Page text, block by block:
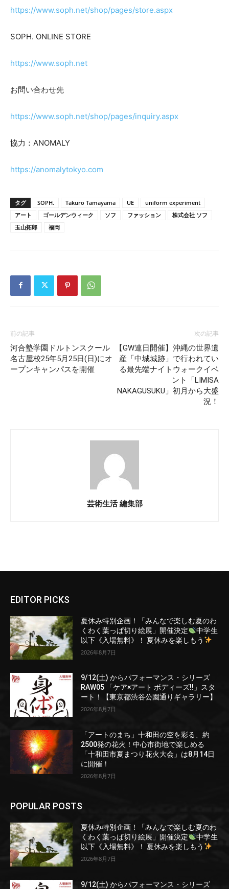
https://www.soph.net/shop/pages/store.aspx
SOPH. ONLINE STORE
https://www.soph.net
お問い合わせ先
https://www.soph.net/shop/pages/inquiry.aspx
協力：ANOMALY
https://anomalytokyo.com
タグ SOPH. Takuro Tamayama UE
uniform experiment
アート
ゴールデンウィーク ソフ ファッション
株式会社 ソフ
玉山拓郎
福岡
前の記事
河合塾学園ドルトンスクール
名古屋校25年5月25日(日)にオ
ープンキャンパスを開催
次の記事
【GW連日開催】沖縄の世界遺
産「中城城跡」で行われてい
る最先端ナイトウォークイベ
ント「LIMISA
NAKAGUSUKU」初月から大盛
況！
芸術生活 編集部
EDITOR PICKS
夏休み特別企画！「みんなで楽しむ夏のわ
くわく葉っぱ切り絵展」開催決定
中学生
以下《入場無料》！ 夏休みを楽しもう
2026年8月7日
9/12(土) からパフォーマンス・シリーズ
RAW05 「ケア×アート ボディーズ!!」スタ
ート！【東京都渋谷公園通りギャラリー】
2026年8月7日
「アートのまち」十和田の空を彩る、約
2500発の花火！中心市街地で楽しめる
「十和田市夏まつり花火大会」は8月14日
に開催！
2026年8月7日
POPULAR POSTS
夏休み特別企画！「みんなで楽しむ夏のわ
くわく葉っぱ切り絵展」開催決定
中学生
以下《入場無料》！ 夏休みを楽しもう
2026年8月7日
9/12(土) からパフォーマンス・シリーズ